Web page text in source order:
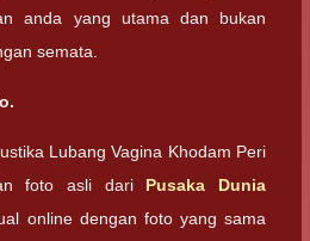
anda yang utama dan bukan
semata.
Lubang Vagina Khodam Peri
foto asli dari Pusaka Dunia
online dengan foto yang sama